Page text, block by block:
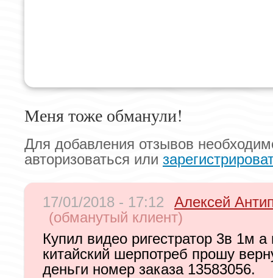
Меня тоже обманули!
Для добавления отзывов
авторизоваться или
17/01/2018 - 17:12
Алексей
(обманутый клиент)
Купил видео ригестратор 3в 1м а
китайский шерпотреб прошу
деньги номер заказа 13583056.